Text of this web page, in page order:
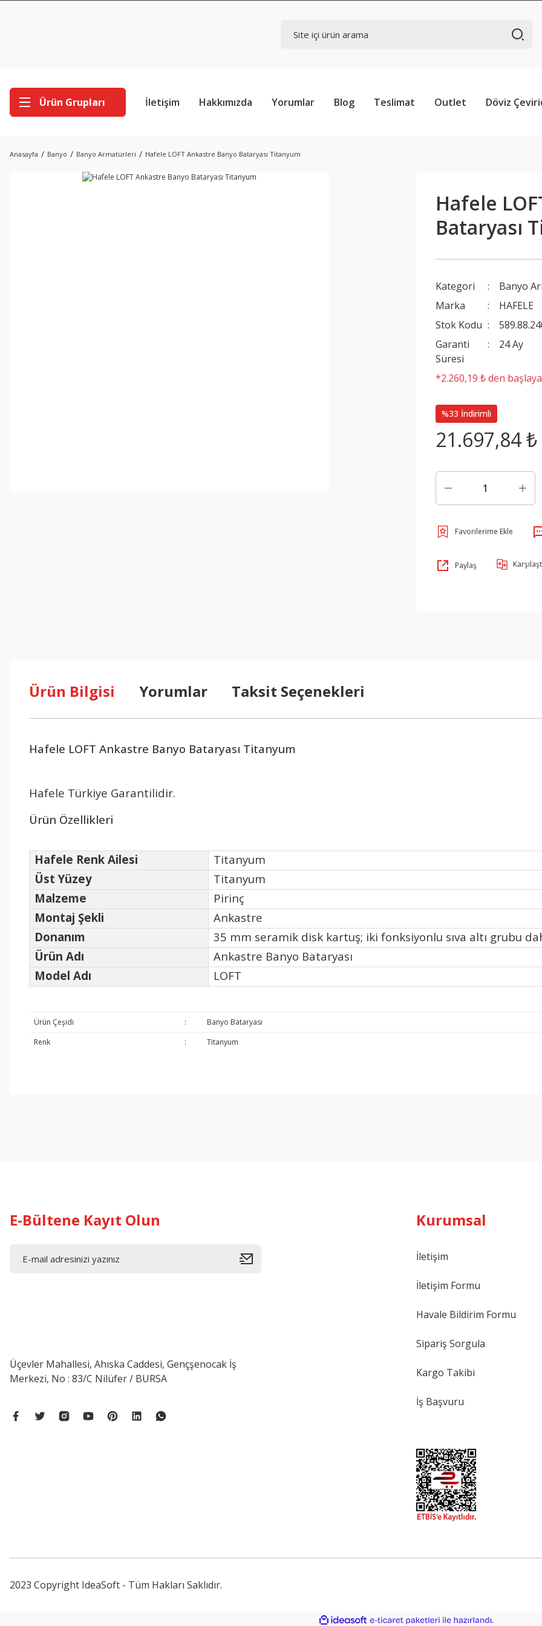
Ürün Grupları İletişim Hakkımızda Yorumlar Blog Teslimat Outlet Döviz
Anasayfa Banyo Banyo Armatürleri Hafele LOFT Ankastre Banyo Bataryası Titanyum
Hafele
Bataryası
Kategori
Banyo
Marka
HAFELE
Stok Kodu
Garanti
Süresi
24 Ay
*2.260,19 ₺ den
%33 İndirimli
21.697,84 ₺
Paylaş
Ürün Bilgisi Yorumlar Taksit Seçenekleri
Hafele LOFT Ankastre Banyo Bataryası Titanyum
Hafele Türkiye Garantilidir.
Ürün Özellikleri
Hafele Renk Ailesi
Titanyum
Üst Yüzey
Titanyum
Malzeme
Pirinç
Montaj Şekli
Ankastre
Donanım
35 mm seramik disk kartuş; iki fonksiyonlu sıva altı grubu
Ürün Adı
Ankastre Banyo Bataryası
Model Adı
LOFT
Ürün Çeşidi :
Banyo Bataryası
Renk
: Titanyum
E-Bültene Kayıt Olun
Üçevler Mahallesi, Ahıska Caddesi, Gençşenocak İş
Merkezi, No : 83/C Nilüfer / BURSA
Kurumsal
İletişim
İletişim Formu
Havale Bildirim Formu
Sipariş Sorgula
Kargo Takibi
İş Başvuru
2023 Copyright IdeaSoft - Tüm Hakları Saklıdır.
ideasoft e-